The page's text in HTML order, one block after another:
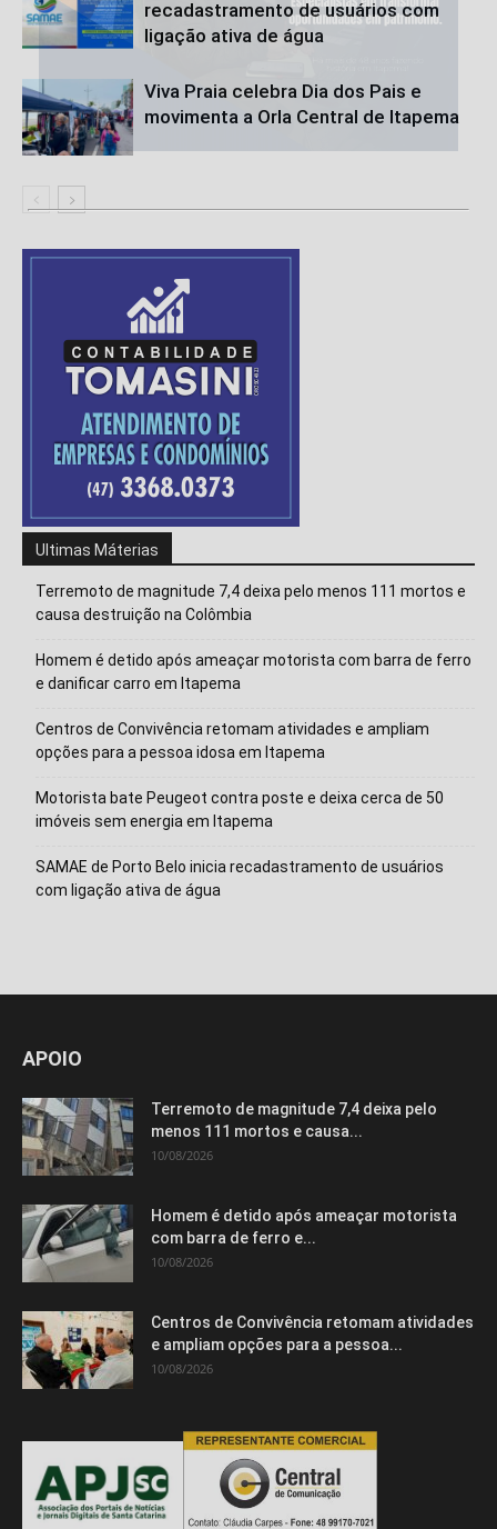
recadastramento de usuários com
ligação ativa de água
Viva Praia celebra Dia dos Pais e
movimenta a Orla Central de Itapema
Ultimas Máterias
Terremoto de magnitude 7,4 deixa pelo menos 111 mortos e
causa destruição na Colômbia
Homem é detido após ameaçar motorista com barra de ferro
e danificar carro em Itapema
Centros de Convivência retomam atividades e ampliam
opções para a pessoa idosa em Itapema
Motorista bate Peugeot contra poste e deixa cerca de 50
imóveis sem energia em Itapema
SAMAE de Porto Belo inicia recadastramento de usuários
com ligação ativa de água
APOIO
Terremoto de magnitude 7,4 deixa pelo
menos 111 mortos e causa...
10/08/2026
Homem é detido após ameaçar motorista
com barra de ferro e...
10/08/2026
Centros de Convivência retomam atividades
e ampliam opções para a pessoa...
10/08/2026
Isso vai fechar em14